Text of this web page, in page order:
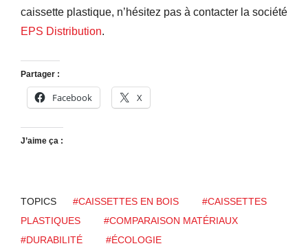
caissette plastique, n’hésitez pas à contacter la société
EPS Distribution.
Partager :
Facebook X
J’aime ça :
TOPICS #CAISSETTES EN BOIS
#CAISSETTES
PLASTIQUES
#COMPARAISON MATÉRIAUX
#DURABILITÉ
#ÉCOLOGIE